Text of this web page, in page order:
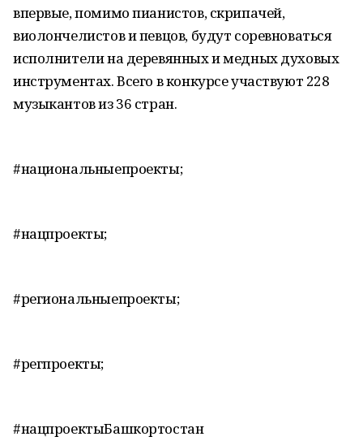
впервые, помимо пианистов, скрипачей,
виолончелистов и певцов, будут соревноваться
исполнители на деревянных и медных духовых
инструментах. Всего в конкурсе участвуют 228
музыкантов из 36 стран.
#национальныепроекты;
#нацпроекты;
#региональныепроекты;
#регпроекты;
#нацпроектыБашкортостан